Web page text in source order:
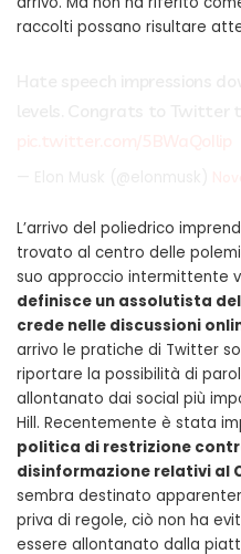
raccolti possano risultare
L’arrivo del poliedrico
trovato al centro delle
suo approccio intermittente
definisce un assolutista
crede nelle discussioni
arrivo le pratiche di Twitter
riportare la possibilità di
allontanato dai social più
Hill. Recentemente è stata
politica di restrizione
disinformazione relativi al
sembra destinato
priva di regole, ciò non ha
essere allontanato dalla